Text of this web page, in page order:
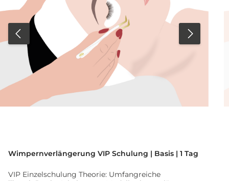
Wimpernverlängerung VIP Schulung | Basis | 1 Tag
VIP Einzelschulung Theorie: Umfangreiche